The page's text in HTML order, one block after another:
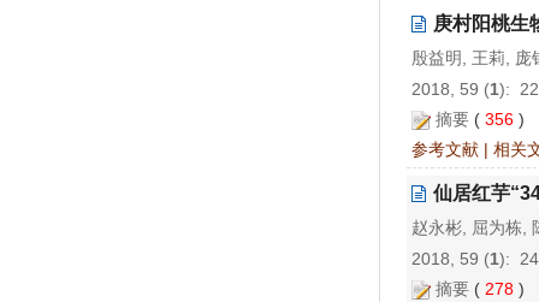
庚村阳桃生
殷益明, 王莉, 庞
2018, 59 (1):
摘要 ( 356 )
参考文献 | 相关
仙居红芋
赵永彬, 屈为栋,
2018, 59 (1):
摘要 ( 278 )